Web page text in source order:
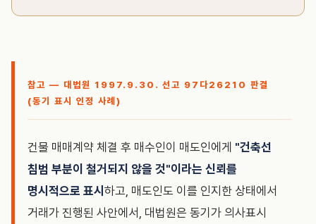
참고 — 대법원 1997.9.30. 선고 97다26210 판결
(동기 표시 인정 사례)
건물 매매계약 체결 후 매수인이 매도인에게 "건축선
침범 부분이 철거되지 않을 것"이라는 신뢰를
명시적으로 표시 하고, 매도인도 이를 인지한 상태에서
거래가 진행된 사안에서, 대법원은 동기가 의사표시